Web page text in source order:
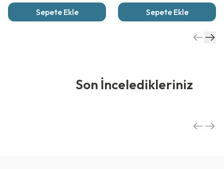
Sepete Ekle Sepete Ekle
Son İnceledikleriniz